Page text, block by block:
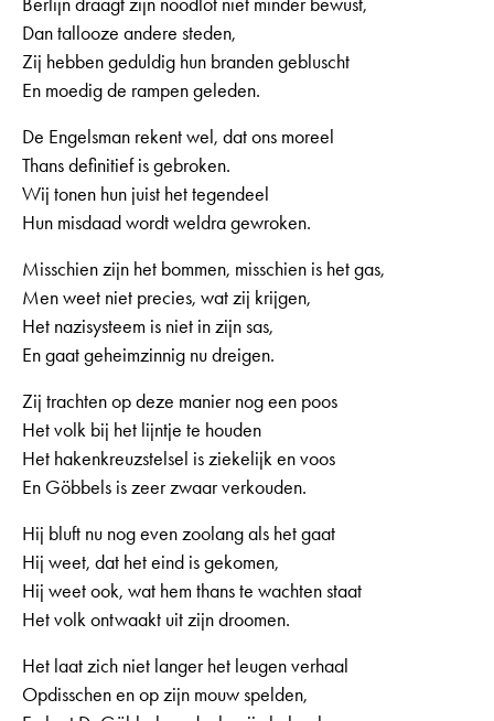
Dan tallooze andere steden,
Zij hebben geduldig hun branden gebluscht
En moedig de rampen geleden.
De Engelsman rekent wel, dat ons moreel
Thans definitief is gebroken.
Wij tonen hun juist het tegendeel
Hun misdaad wordt weldra gewroken.
Misschien zijn het bommen, misschien is het gas,
Men weet niet precies, wat zij krijgen,
Het nazisysteem is niet in zijn sas,
En gaat geheimzinnig nu dreigen.
Zij trachten op deze manier nog een poos
Het volk bij het lijntje te houden
Het hakenkreuzstelsel is ziekelijk en voos
En Göbbels is zeer zwaar verkouden.
Hij bluft nu nog even zoolang als het gaat
Hij weet, dat het eind is gekomen,
Hij weet ook, wat hem thans te wachten staat
Het volk ontwaakt uit zijn droomen.
Het laat zich niet langer het leugen verhaal
Opdisschen en op zijn mouw spelden,